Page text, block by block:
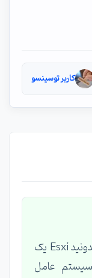
کاربر توسینسو
با سلام دوست عزیز همانطور که میدونید Esxi یک
عامل